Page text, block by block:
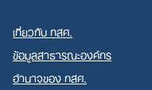
เกี่ยวกับ กสศ.
ข้อมูลสาธารณะองค์กร
อำนาจของ กสศ.